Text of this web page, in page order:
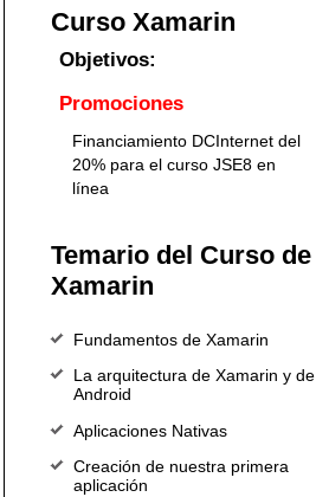
Curso Xamarin
Objetivos:
Promociones
Financiamiento DCInternet del
20% para el curso JSE8 en
línea
Temario del Curso de
Xamarin
Fundamentos de Xamarin
La arquitectura de Xamarin y de
Android
Aplicaciones Nativas
Creación de nuestra primera
aplicación